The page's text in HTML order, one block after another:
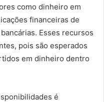
como dinheiro em
financeiras de
Esses recursos
pois são esperados
em dinheiro dentro
é